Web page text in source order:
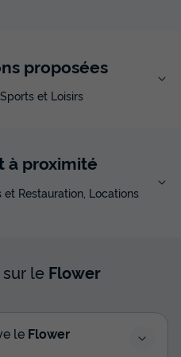
Animaux autorisés *
TV + Lave-vaiselle 5/7
proposées
et Loisirs
à proximité
Restauration, Locations
le Flower
le Flower